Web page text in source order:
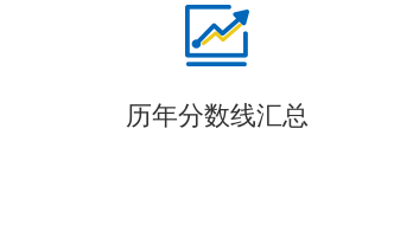
历年分数线汇总